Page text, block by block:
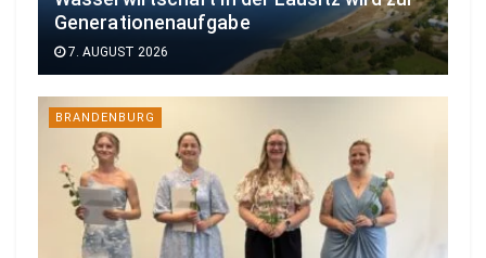
Generationenaufgabe
7. AUGUST 2026
BRANDENBURG